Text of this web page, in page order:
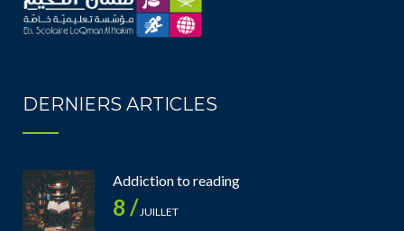
DERNIERS ARTICLES
Addiction to reading
8 /JUILLET